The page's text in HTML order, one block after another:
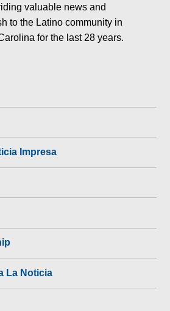
valuable news and
to the Latino community in
for the last 28 years.
Impresa
La Noticia